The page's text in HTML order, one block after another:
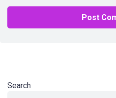
Search